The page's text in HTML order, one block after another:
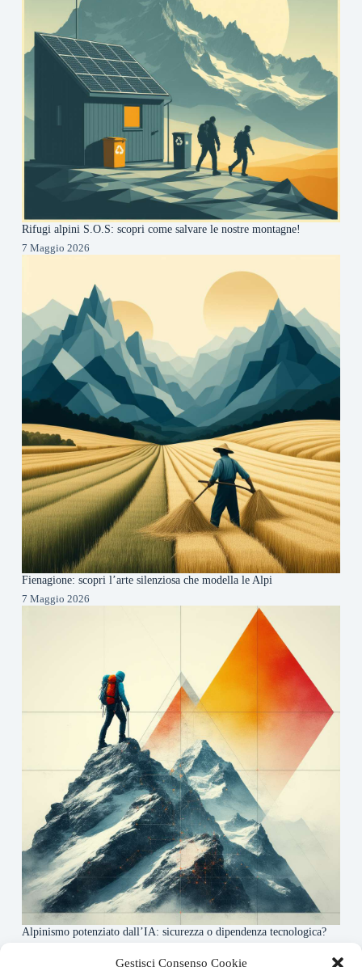
Gestisci Consenso Cookie
Rifugi alpini S.O.S: scopri come salvare le nostre montagne!
7 Maggio 2026
Fienagione: scopri l’arte silenziosa che modella le Alpi
7 Maggio 2026
Alpinismo potenziato dall’IA: sicurezza o dipendenza tecnologica?